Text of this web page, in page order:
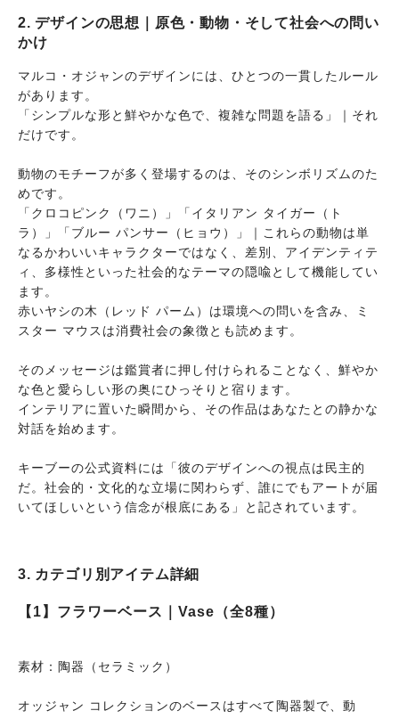
2. デザインの思想｜原色・動物・そして社会への問い
かけ
マルコ・オジャンのデザインには、ひとつの一貫したルール
があります。
「シンプルな形と鮮やかな色で、複雑な問題を語る」｜それ
だけです。
動物のモチーフが多く登場するのは、そのシンボリズムのた
めです。
「クロコピンク（ワニ）」「イタリアン タイガー（ト
ラ）」「ブルー パンサー（ヒョウ）」｜これらの動物は単
なるかわいいキャラクターではなく、差別、アイデンティテ
ィ、多様性といった社会的なテーマの隠喩として機能してい
ます。
赤いヤシの木（レッド パーム）は環境への問いを含み、ミ
スター マウスは消費社会の象徴とも読めます。
そのメッセージは鑑賞者に押し付けられることなく、鮮やか
な色と愛らしい形の奥にひっそりと宿ります。
インテリアに置いた瞬間から、その作品はあなたとの静かな
対話を始めます。
キーブーの公式資料には「彼のデザインへの視点は民主的
だ。社会的・文化的な立場に関わらず、誰にでもアートが届
いてほしいという信念が根底にある」と記されています。
3. カテゴリ別アイテム詳細
【1】フラワーベース｜Vase（全8種）
素材：陶器（セラミック）
オッジャン コレクションのベースはすべて陶器製で、動